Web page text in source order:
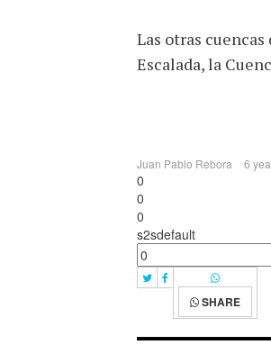
Las otras
Escalada, la
Juan Pablo Rebora 6
0
0
0
s2sdefault
SHARE